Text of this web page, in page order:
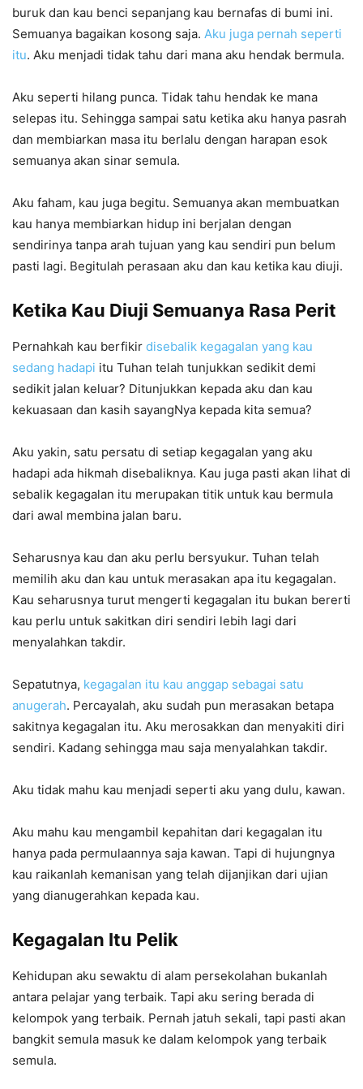
buruk dan kau benci sepanjang kau bernafas di bumi ini.
Semuanya bagaikan kosong saja. Aku juga pernah seperti
itu. Aku menjadi tidak tahu dari mana aku hendak bermula.
Aku seperti hilang punca. Tidak tahu hendak ke mana
selepas itu. Sehingga sampai satu ketika aku hanya pasrah
dan membiarkan masa itu berlalu dengan harapan esok
semuanya akan sinar semula.
Aku faham, kau juga begitu. Semuanya akan membuatkan
kau hanya membiarkan hidup ini berjalan dengan
sendirinya tanpa arah tujuan yang kau sendiri pun belum
pasti lagi. Begitulah perasaan aku dan kau ketika kau diuji.
Ketika Kau Diuji Semuanya Rasa Perit
Pernahkah kau berfikir disebalik kegagalan yang kau
sedang hadapi itu Tuhan telah tunjukkan sedikit demi
sedikit jalan keluar? Ditunjukkan kepada aku dan kau
kekuasaan dan kasih sayangNya kepada kita semua?
Aku yakin, satu persatu di setiap kegagalan yang aku
hadapi ada hikmah disebaliknya. Kau juga pasti akan lihat di
sebalik kegagalan itu merupakan titik untuk kau bermula
dari awal membina jalan baru.
Seharusnya kau dan aku perlu bersyukur. Tuhan telah
memilih aku dan kau untuk merasakan apa itu kegagalan.
Kau seharusnya turut mengerti kegagalan itu bukan bererti
kau perlu untuk sakitkan diri sendiri lebih lagi dari
menyalahkan takdir.
Sepatutnya, kegagalan itu kau anggap sebagai satu
anugerah. Percayalah, aku sudah pun merasakan betapa
sakitnya kegagalan itu. Aku merosakkan dan menyakiti diri
sendiri. Kadang sehingga mau saja menyalahkan takdir.
Aku tidak mahu kau menjadi seperti aku yang dulu, kawan.
Aku mahu kau mengambil kepahitan dari kegagalan itu
hanya pada permulaannya saja kawan. Tapi di hujungnya
kau raikanlah kemanisan yang telah dijanjikan dari ujian
yang dianugerahkan kepada kau.
Kegagalan Itu Pelik
Kehidupan aku sewaktu di alam persekolahan bukanlah
antara pelajar yang terbaik. Tapi aku sering berada di
kelompok yang terbaik. Pernah jatuh sekali, tapi pasti akan
bangkit semula masuk ke dalam kelompok yang terbaik
semula.